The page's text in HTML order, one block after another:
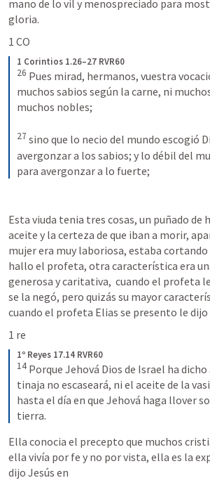
mano de lo vil y menospreciado para
gloria.
1 CO
1 Corintios 1.26–27 RVR60
26 Pues mirad, hermanos, vuestra
muchos sabios según la carne, ni
muchos nobles;
27 sino que lo necio del mundo escogió
avergonzar a los sabios; y lo débil del
para avergonzar a lo fuerte;
Esta viuda tenia tres cosas, un puñado de
aceite y la certeza de que iban a morir,
mujer era muy laboriosa, estaba cortando
hallo el profeta, otra característica era
generosa y caritativa,  cuando el profeta
se la negó, pero quizás su mayor
cuando el profeta Elias se presento le dijo
1 re
1º Reyes 17.14 RVR60
14 Porque Jehová Dios de Israel ha dicho
tinaja no escaseará, ni el aceite de la
hasta el día en que Jehová haga llover
tierra.
Ella conocia el precepto que muchos
ella vivía por fe y no por vista, ella es la
dijo Jesús en